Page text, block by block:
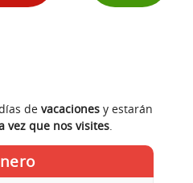
de vacaciones y estarán
vez que nos visites.